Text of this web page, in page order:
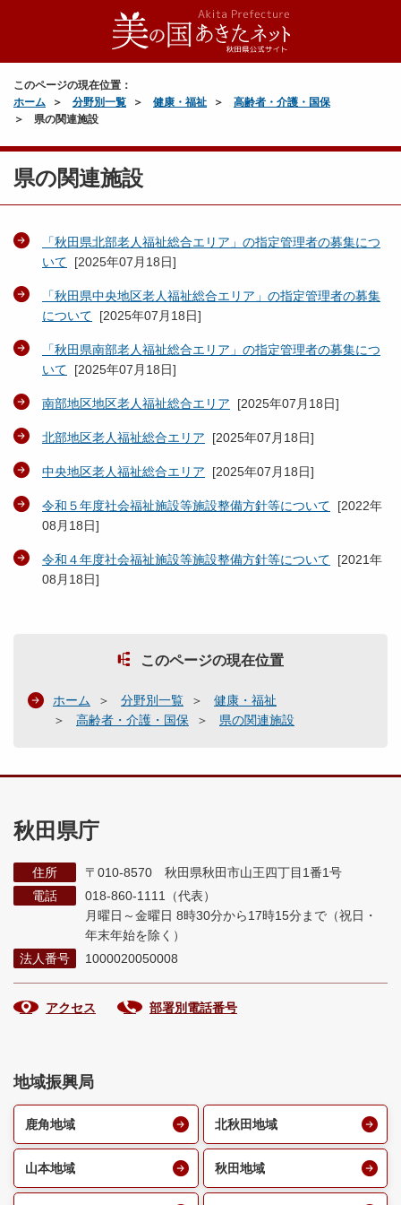
このページの現在位置：
ホーム
分野別一覧 健康・福祉
高齢者・介護・国保
県の関連施設
県の関連施設
「秋田県北部老人福祉総合エリア」の指定管理者の募集につ
いて [2025年07月18日]
「秋田県中央地区老人福祉総合エリア」の指定管理者の募集
について [2025年07月18日]
「秋田県南部老人福祉総合エリア」の指定管理者の募集につ
いて [2025年07月18日]
南部地区地区老人福祉総合エリア [2025年07月18日]
北部地区老人福祉総合エリア [2025年07月18日]
中央地区老人福祉総合エリア [2025年07月18日]
令和５年度社会福祉施設等施設整備方針等について [2022年
08月18日]
令和４年度社会福祉施設等施設整備方針等について [2021年
08月18日]
このページの現在位置
ホーム 分野別一覧
健康・福祉
高齢者・介護・国保
県の関連施設
秋田県庁
住所
〒010-8570 秋田県秋田市山王四丁目1番1号
電話
018-860-1111（代表）
月曜日～金曜日 8時30分から17時15分まで （祝日・
年末年始を除く）
法人番号
1000020050008
アクセス 部署別電話番号
地域振興局
鹿角地域 北秋田地域
山本地域 秋田地域